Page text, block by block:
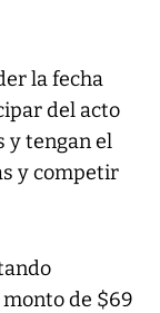
la fecha
del acto
y tengan el
y competir
de $69